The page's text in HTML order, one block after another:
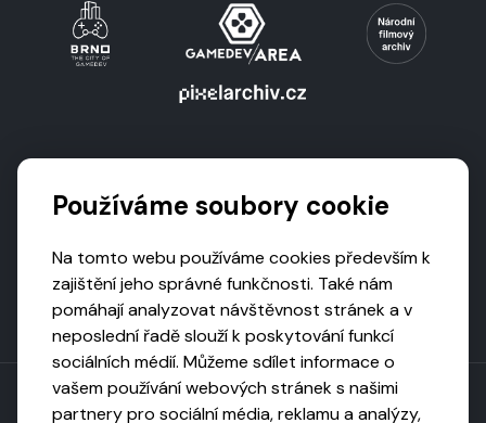
Používáme soubory cookie
Na tomto webu používáme cookies především k
zajištění jeho správné funkčnosti. Také nám
pomáhají analyzovat návštěvnost stránek a v
neposlední řadě slouží k poskytování funkcí
sociálních médií. Můžeme sdílet informace o
vašem používání webových stránek s našimi
partnery pro sociální média, reklamu a analýzy,